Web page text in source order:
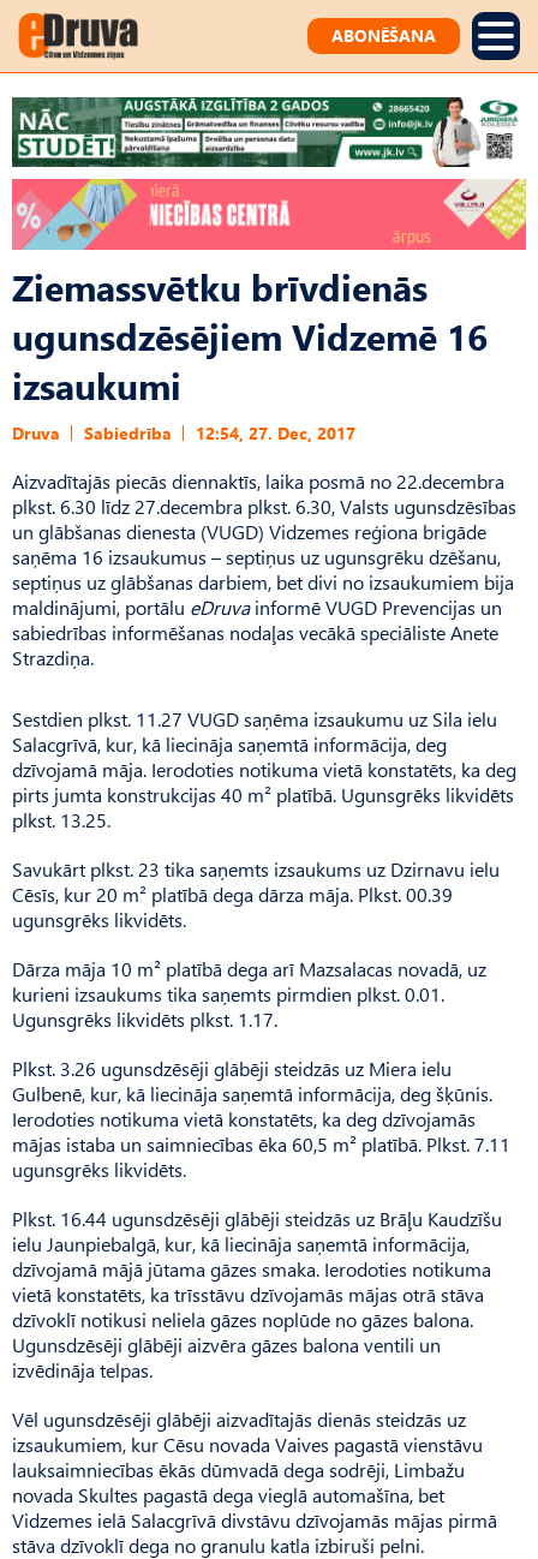
ABONĒŠANA
Ziemassvētku brīvdienās
ugunsdzēsējiem Vidzemē 16
izsaukumi
Druva Sabiedrība 12:54, 27. Dec, 2017
Aizvadītajās piecās diennaktīs, laika posmā no 22.decembra
plkst. 6.30 līdz 27.decembra plkst. 6.30, Valsts ugunsdzēsības
un glābšanas dienesta (VUGD) Vidzemes reģiona brigāde
saņēma 16 izsaukumus – septiņus uz ugunsgrēku dzēšanu,
septiņus uz glābšanas darbiem, bet divi no izsaukumiem bija
maldinājumi, portālu eDruvainformē VUGD Prevencijas un
sabiedrības informēšanas nodaļas vecākā speciāliste Anete
Strazdiņa.
Sestdien plkst. 11.27 VUGD saņēma izsaukumu uz Sila ielu
Salacgrīvā, kur, kā liecināja saņemtā informācija, deg
dzīvojamā māja. Ierodoties notikuma vietā konstatēts, ka deg
pirts jumta konstrukcijas 40 m² platībā. Ugunsgrēks likvidēts
plkst. 13.25.
Savukārt plkst. 23 tika saņemts izsaukums uz Dzirnavu ielu
Cēsīs, kur 20 m² platībā dega dārza māja. Plkst. 00.39
ugunsgrēks likvidēts.
Dārza māja 10 m² platībā dega arī Mazsalacas novadā, uz
kurieni izsaukums tika saņemts pirmdien plkst. 0.01.
Ugunsgrēks likvidēts plkst. 1.17.
Plkst. 3.26 ugunsdzēsēji glābēji steidzās uz Miera ielu
Gulbenē, kur, kā liecināja saņemtā informācija, deg šķūnis.
Ierodoties notikuma vietā konstatēts, ka deg dzīvojamās
mājas istaba un saimniecības ēka 60,5 m² platībā. Plkst. 7.11
ugunsgrēks likvidēts.
Plkst. 16.44 ugunsdzēsēji glābēji steidzās uz Brāļu Kaudzīšu
ielu Jaunpiebalgā, kur, kā liecināja saņemtā informācija,
dzīvojamā mājā jūtama gāzes smaka. Ierodoties notikuma
vietā konstatēts, ka trīsstāvu dzīvojamās mājas otrā stāva
dzīvoklī notikusi neliela gāzes noplūde no gāzes balona.
Ugunsdzēsēji glābēji aizvēra gāzes balona ventili un
izvēdināja telpas.
Vēl ugunsdzēsēji glābēji aizvadītajās dienās steidzās uz
izsaukumiem, kur Cēsu novada Vaives pagastā vienstāvu
lauksaimniecības ēkās dūmvadā dega sodrēji, Limbažu
novada Skultes pagastā dega vieglā automašīna, bet
Vidzemes ielā Salacgrīvā divstāvu dzīvojamās mājas pirmā
stāva dzīvoklī dega no granulu katla izbiruši pelni.